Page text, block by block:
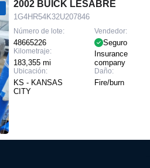
2002 BUICK LESABRE
1G4HR54K32U207846
Número de lote:
48665226
Kilometraje:
183,355 mi
Ubicación:
KS - KANSAS
CITY
Vendedor:
Seguro
Insurance
company
Daño:
Fire/burn